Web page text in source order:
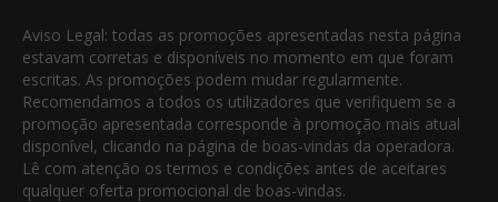
Aviso Legal: todas as promoções apresentadas nesta página
estavam corretas e disponíveis no momento em que foram
escritas. As promoções podem mudar regularmente.
Recomendamos a todos os utilizadores que verifiquem se a
promoção apresentada corresponde à promoção mais atual
disponível, clicando na página de boas-vindas da operadora.
Lê com atenção os termos e condições antes de aceitares
qualquer oferta promocional de boas-vindas.